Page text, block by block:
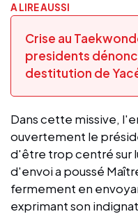
A LIRE AUSSI
Crise au
presidents
destitution de
Dans cette missive,
ouvertement le
d'être trop centré sur
d'envoi a poussé
fermement en
exprimant son